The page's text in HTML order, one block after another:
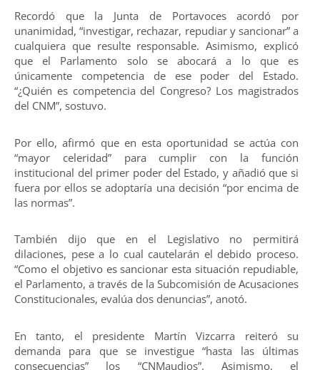
Recordó que la Junta de Portavoces acordó por
unanimidad, “investigar, rechazar, repudiar y sancionar” a
cualquiera que resulte responsable. Asimismo, explicó
que el Parlamento solo se abocará a lo que es
únicamente competencia de ese poder del Estado.
“¿Quién es competencia del Congreso? Los magistrados
del CNM”, sostuvo.
Por ello, afirmó que en esta oportunidad se actúa con
“mayor celeridad” para cumplir con la función
institucional del primer poder del Estado, y añadió que si
fuera por ellos se adoptaría una decisión “por encima de
las normas”.
También dijo que en el Legislativo no permitirá
dilaciones, pese a lo cual cautelarán el debido proceso.
“Como el objetivo es sancionar esta situación repudiable,
el Parlamento, a través de la Subcomisión de Acusaciones
Constitucionales, evalúa dos denuncias”, anotó.
En tanto, el presidente Martín Vizcarra reiteró su
demanda para que se investigue “hasta las últimas
consecuencias” los “CNMaudios”. Asimismo, el